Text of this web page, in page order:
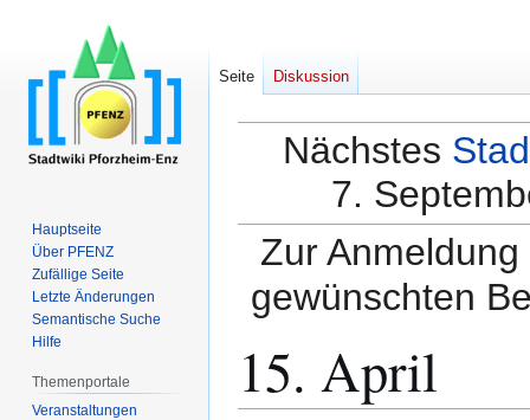
Nächstes
7.
Zur
gewünschten
15. April
Seite Diskussion
Hauptseite
Über PFENZ
Zufällige Seite
Letzte Änderungen
Semantische Suche
Hilfe
Themenportale
Veranstaltungen